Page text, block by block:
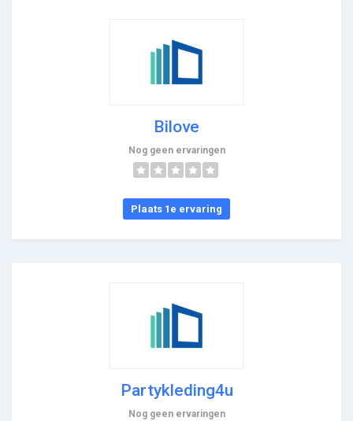
Bilove
Nog geen ervaringen
Plaats 1e ervaring
Partykleding4u
Nog geen ervaringen